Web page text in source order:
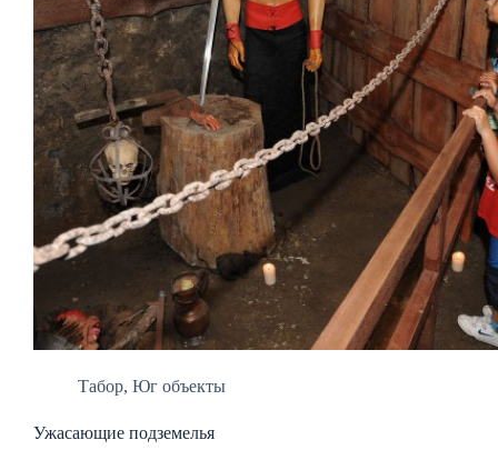
Табор, Юг объекты
Ужасающие подземелья